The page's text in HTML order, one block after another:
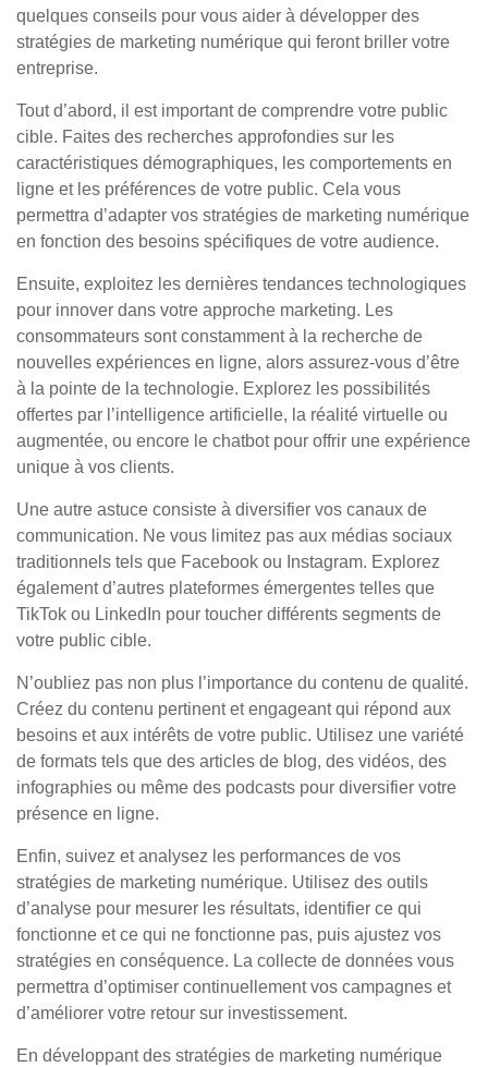
quelques conseils pour vous aider à développer des
stratégies de marketing numérique qui feront briller votre
entreprise.
Tout d’abord, il est important de comprendre votre public
cible. Faites des recherches approfondies sur les
caractéristiques démographiques, les comportements en
ligne et les préférences de votre public. Cela vous
permettra d’adapter vos stratégies de marketing numérique
en fonction des besoins spécifiques de votre audience.
Ensuite, exploitez les dernières tendances technologiques
pour innover dans votre approche marketing. Les
consommateurs sont constamment à la recherche de
nouvelles expériences en ligne, alors assurez-vous d’être
à la pointe de la technologie. Explorez les possibilités
offertes par l’intelligence artificielle, la réalité virtuelle ou
augmentée, ou encore le chatbot pour offrir une expérience
unique à vos clients.
Une autre astuce consiste à diversifier vos canaux de
communication. Ne vous limitez pas aux médias sociaux
traditionnels tels que Facebook ou Instagram. Explorez
également d’autres plateformes émergentes telles que
TikTok ou LinkedIn pour toucher différents segments de
votre public cible.
N’oubliez pas non plus l’importance du contenu de qualité.
Créez du contenu pertinent et engageant qui répond aux
besoins et aux intérêts de votre public. Utilisez une variété
de formats tels que des articles de blog, des vidéos, des
infographies ou même des podcasts pour diversifier votre
présence en ligne.
Enfin, suivez et analysez les performances de vos
stratégies de marketing numérique. Utilisez des outils
d’analyse pour mesurer les résultats, identifier ce qui
fonctionne et ce qui ne fonctionne pas, puis ajustez vos
stratégies en conséquence. La collecte de données vous
permettra d’optimiser continuellement vos campagnes et
d’améliorer votre retour sur investissement.
En développant des stratégies de marketing numérique